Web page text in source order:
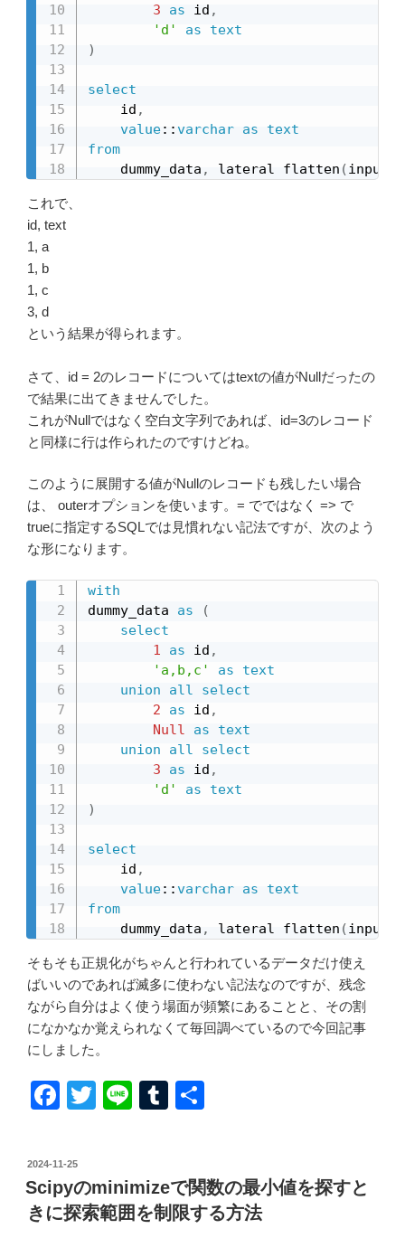
3
as id ,
'd'
as
text
)
select
    id
,
value::varchar as
text
from
    dummy_data
, lateral flatten (input
これで、
id, text
1, a
1, b
1, c
3, d
という結果が得られます。
さて、id = 2のレコードについてはtextの値がNullだったの
で結果に出てきませんでした。
これがNullではなく空白文字列であれば、id=3のレコード
と同様に行は作られたのですけどね。
このように展開する値がNullのレコードも残したい場合
は、 outerオプションを使います。= でではなく => で
trueに指定するSQLでは見慣れない記法ですが、次のよう
な形になります。
with
dummy_data as
(
select
1
as id ,
'a,b,c'
as
text
union
all
select
2
as id ,
Null
as
text
union
all
select
3
as id ,
'd'
as
text
)
select
    id
,
value::varchar as
text
from
    dummy_data
, lateral flatten (input
そもそも正規化がちゃんと行われているデータだけ使え
ばいいのであれば滅多に使わない記法なのですが、残念
ながら自分はよく使う場面が頻繁にあることと、その割
になかなか覚えられなくて毎回調べているので今回記事
にしました。
F
c
e
b
T
er
Li
T
bl
r
投
稿
日:
2024-11-25
Scipyのminimizeで関数の最小値を探すと
きに探索範囲を制限する方法